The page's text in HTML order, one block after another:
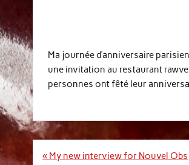
Ma journée d’anniversaire
une invitation au restaurant
personnes ont fêté leur
Post
« My new interview for Nouvel Obs